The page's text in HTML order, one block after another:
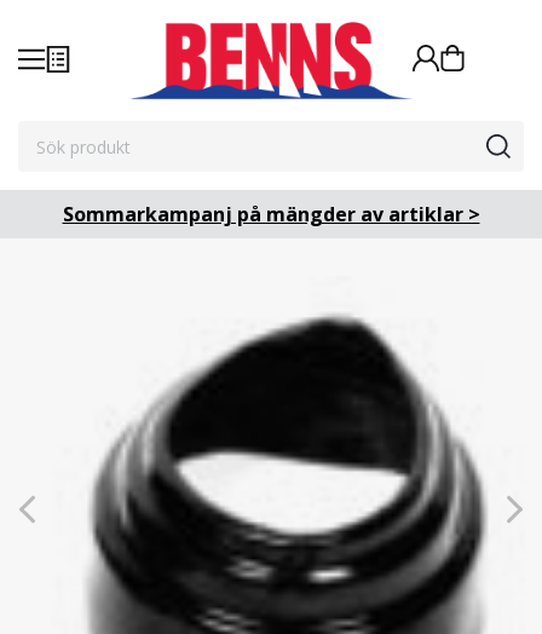
Sommarkampanj på mängder av artiklar >